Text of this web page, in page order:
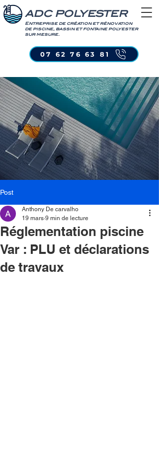
ADC POLYESTER
Entreprise de création et rénovation
de piscine, bassin et fontaine polyester
sur mesure.
07 62 76 63 81
Post
Réglementation piscine
Var : PLU et déclarations
de travaux
Anthony De carvalho
19 mars 9 min de lecture